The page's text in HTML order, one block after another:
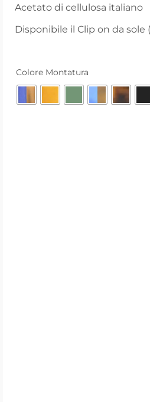
Acetato di cellulosa italiano
Disponibile il Clip on da
Colore Montatura